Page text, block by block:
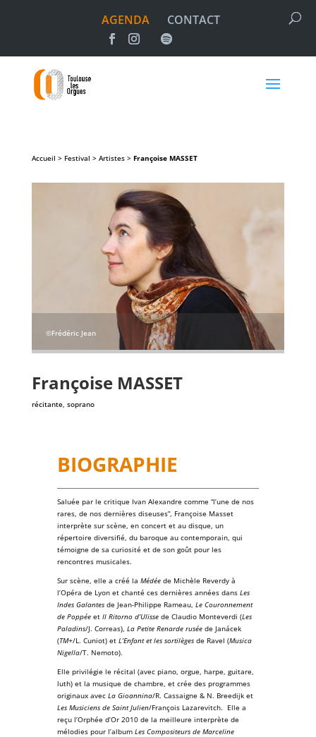
AGENDA CONTACT
Accueil > Festival > Artistes > Françoise MASSET
©Frédéric Jean
Françoise MASSET
récitante, soprano
BIOGRAPHIE
Saluée par le critique Ivan Alexandre comme “l’une de nos
rares, de nos dernières diseuses”, Françoise Masset
interprète sur scène, en concert et au disque, un
répertoire diversifié , du baroque au contemporain, qui
témoigne de sa curiosité et de son goût pour les
rencontres musicales.
Sur scène, elle a créé la Médéede Michèle Reverdy à
l’Opéra de Lyonet chanté ces dernières années dans Les
Indes Galantesde Jean-Philippe Rameau, Le Couronnement
de Poppéeet Il Ritorno d’Ulissede Claudio Monteverdi (Les
Paladins/J. Correas), La Petite Renarde ruséede Janácek
(TM+/L. Cuniot) et L’Enfant et les sortilègesde Ravel (Musica
Nigella/T. Nemoto).
Elle privilégie le récital (avec piano, orgue, harpe, guitare,
luth) et la musique de chambre , et crée des programmes
originaux avec La Gioannina/R. Cassaigne & N. Breedijk et
Les Musiciens de Saint Julien/François Lazarevitch. Elle a
reçu l’Orphée d’Or2010 de la meilleure interprète de
mélodiespour l’album Les Compositeurs de Marceline